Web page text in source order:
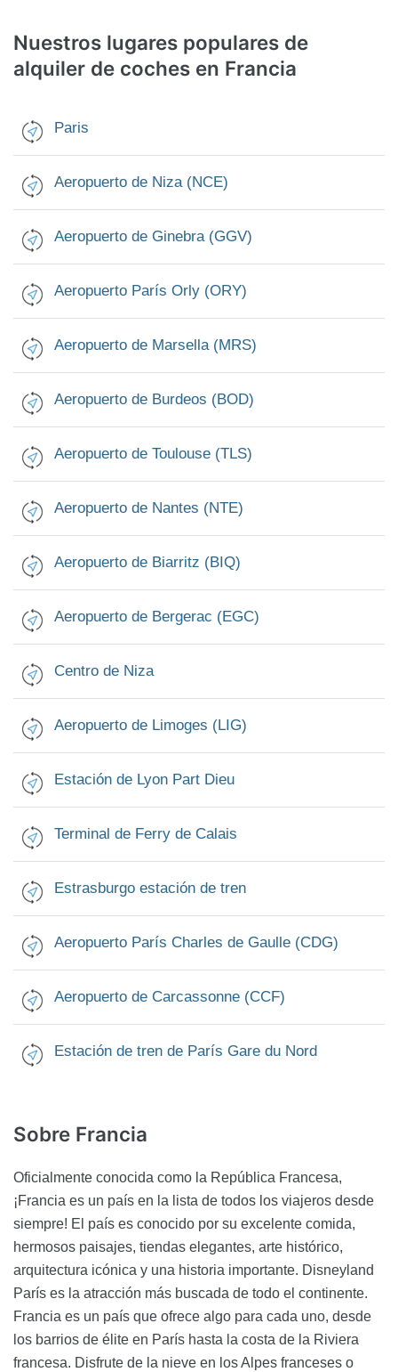
Nuestros lugares populares de
alquiler de coches en Francia
Paris
Aeropuerto de Niza (NCE)
Aeropuerto de Ginebra (GGV)
Aeropuerto París Orly (ORY)
Aeropuerto de Marsella (MRS)
Aeropuerto de Burdeos (BOD)
Aeropuerto de Toulouse (TLS)
Aeropuerto de Nantes (NTE)
Aeropuerto de Biarritz (BIQ)
Aeropuerto de Bergerac (EGC)
Centro de Niza
Aeropuerto de Limoges (LIG)
Estación de Lyon Part Dieu
Terminal de Ferry de Calais
Estrasburgo estación de tren
Aeropuerto París Charles de Gaulle (CDG)
Aeropuerto de Carcassonne (CCF)
Estación de tren de París Gare du Nord
Sobre Francia
Oficialmente conocida como la República Francesa,
¡Francia es un país en la lista de todos los viajeros desde
siempre! El país es conocido por su excelente comida,
hermosos paisajes, tiendas elegantes, arte histórico,
arquitectura icónica y una historia importante. Disneyland
París es la atracción más buscada de todo el continente.
Francia es un país que ofrece algo para cada uno, desde
los barrios de élite en París hasta la costa de la Riviera
francesa. Disfrute de la nieve en los Alpes franceses o